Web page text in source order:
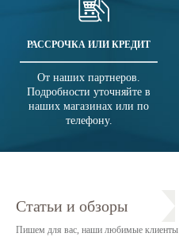
РАССРОЧКА ИЛИ КРЕДИТ
От наших партнеров.
Подробности уточняйте в
наших магазинах или по
телефону.
Статьи и обзоры
Пишем для вас, наши любимые клиенты